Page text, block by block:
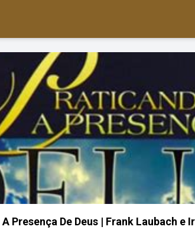
Presença De Deus | Frank Laubach e